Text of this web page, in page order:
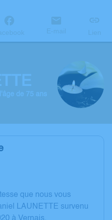
E-mail Lien
de 75 ans
que nous vous
LAUNETTE survenu